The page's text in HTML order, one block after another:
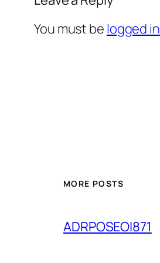
You must be logged in
MORE POSTS
ADRPOSEOI871